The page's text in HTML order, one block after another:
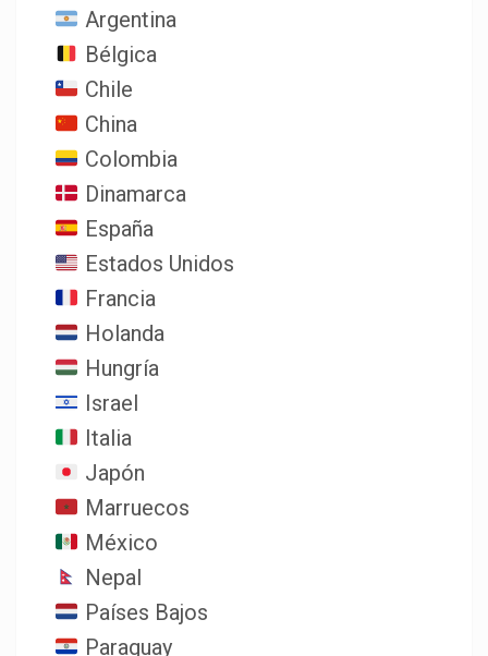
Argentina
Bélgica
Chile
China
Colombia
Dinamarca
España
Estados Unidos
Francia
Holanda
Hungría
Israel
Italia
Japón
Marruecos
México
Nepal
Países Bajos
Paraguay